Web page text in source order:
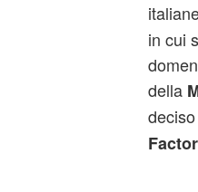
in cui
della
Factor